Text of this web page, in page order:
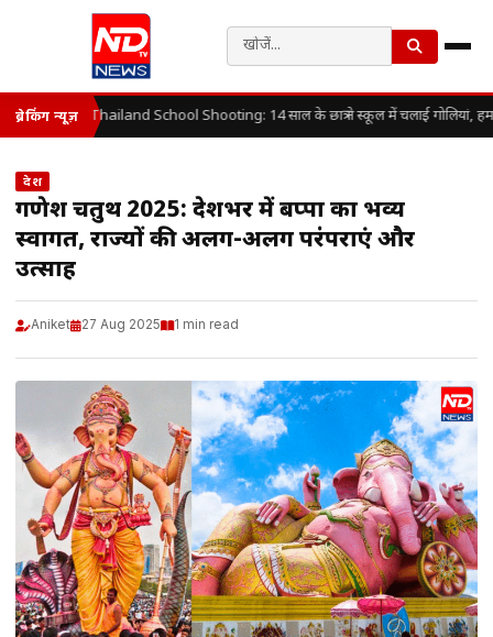
ब्रेकिंग न्यूज़ Thailand School Shooting: 14 साल के छात्र ने स्कूल में चलाई गोलियां,
देश
गणेश चतुर्थी 2025: देशभर में बप्पा का भव्य
स्वागत, राज्यों की अलग-अलग परंपराएं और
उत्साह
Aniket 27 Aug 2025 1 min read